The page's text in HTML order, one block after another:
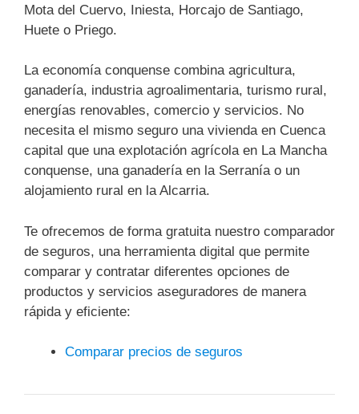
Mota del Cuervo, Iniesta, Horcajo de Santiago,
Huete o Priego.
La economía conquense combina agricultura,
ganadería, industria agroalimentaria, turismo rural,
energías renovables, comercio y servicios. No
necesita el mismo seguro una vivienda en Cuenca
capital que una explotación agrícola en La Mancha
conquense, una ganadería en la Serranía o un
alojamiento rural en la Alcarria.
Te ofrecemos de forma gratuita nuestro comparador
de seguros, una herramienta digital que permite
comparar y contratar diferentes opciones de
productos y servicios aseguradores de manera
rápida y eficiente:
Comparar precios de seguros